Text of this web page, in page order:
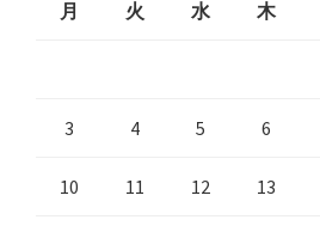
月
火 水 木
3 4 5 6
10 11 12 13